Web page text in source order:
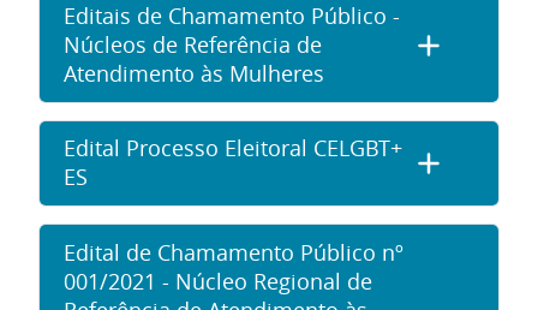
Editais de Chamamento Público -
Núcleos de Referência de
Atendimento às Mulheres
Edital Processo Eleitoral CELGBT+
ES
Edital de Chamamento Público nº
001/2021 - Núcleo Regional de